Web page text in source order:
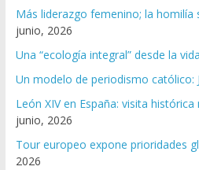
Más liderazgo femenino; la homilía
junio, 2026
Una “ecología integral” desde la
Un modelo de periodismo católico:
León XIV en España: visita
junio, 2026
Tour europeo expone prioridades
2026